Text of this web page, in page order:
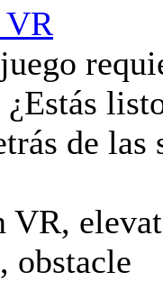
VR
de
obstacle